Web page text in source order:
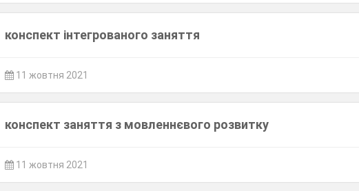
конспект інтегрованого заняття
11 жовтня 2021
конспект заняття з мовленнєвого розвитку
11 жовтня 2021